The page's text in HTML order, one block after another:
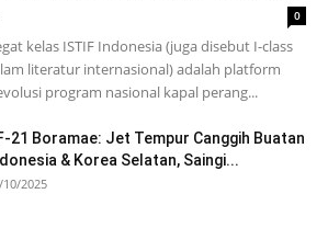
0
kelas ISTIF Indonesia (juga disebut I-class
literatur internasional) adalah platform
program nasional kapal perang...
21 Boramae: Jet Tempur Canggih Buatan
& Korea Selatan, Saingi...
10/2025